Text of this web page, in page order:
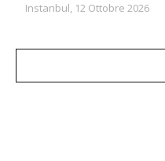
Instanbul, 12 Ottobre 2026